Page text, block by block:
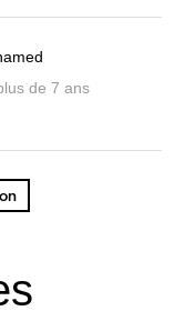
de 7 ans